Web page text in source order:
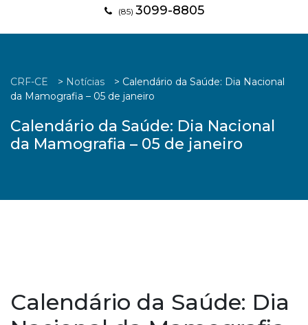
(85) 3099-8805
CRF-CE > Notícias > Calendário da Saúde: Dia Nacional
da Mamografia – 05 de janeiro
Calendário da Saúde: Dia Nacional
da Mamografia – 05 de janeiro
Calendário da Saúde: Dia